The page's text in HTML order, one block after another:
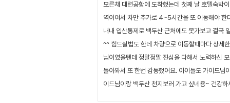
모른채 대련공항에 도착했는데 첫째 날 호텔숙박
역이여서 차만 추가로 4~5시간을 또 이동해야 한
내내 입산통제로 백두산 근처에도 못가보고 결국
^^ 힘드실법도 한데 차량으로 이동할때마다 상세
님이였을텐데 정말정말 진심을 다해서 노력하신
돌아와서 또 한번 감동했어요. 아이들도 가이드
이드님이랑 백두산 천지보러 가고 싶네용~ 건강